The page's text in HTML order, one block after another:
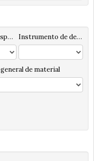
Objeto digital disponibles Instrumento de descripción
de material